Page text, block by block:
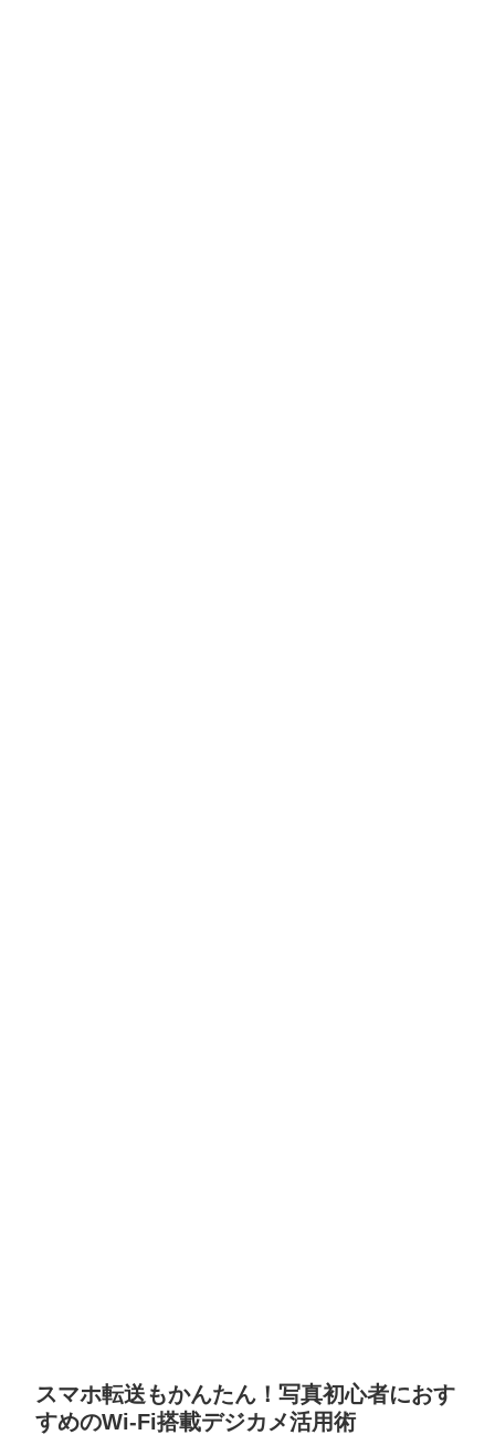
スマホ転送もかんたん！写真初心者におす
すめのWi-Fi搭載デジカメ活用術